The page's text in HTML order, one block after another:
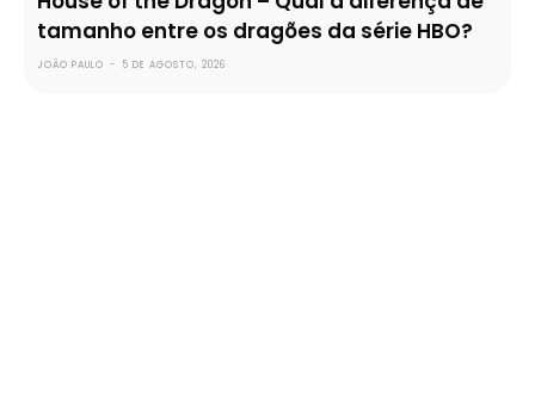
tamanho entre os dragões da série HBO?
JOÃO PAULO - 5 DE AGOSTO, 2026